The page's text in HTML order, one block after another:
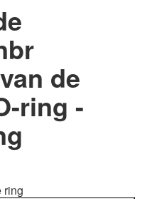
de
ring -
ring